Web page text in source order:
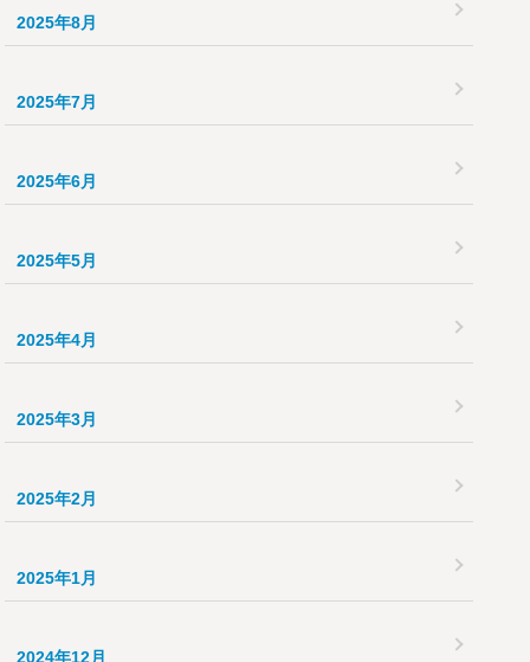
2025年8月
2025年7月
2025年6月
2025年5月
2025年4月
2025年3月
2025年2月
2025年1月
2024年12月